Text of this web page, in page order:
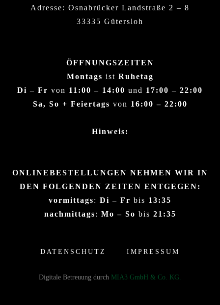
Adresse: Osnabrücker Landstraße 2 – 8
33335 Gütersloh
ÖFFNUNGSZEITEN
Montags ist Ruhetag
Di – Fr von 11:00 – 14:00 und 17:00 – 22:00
Sa, So + Feiertags von 16:00 – 22:00
Hinweis:
ONLINEBESTELLUNGEN NEHMEN WIR IN
DEN FOLGENDEN ZEITEN ENTGEGEN:
vormittags: Di – Fr bis 13:35
nachmittags: Mo – So bis 21:35
DATENSCHUTZ IMPRESSUM
Digitale Betreuung durch MIA3 GmbH & Co. KG.